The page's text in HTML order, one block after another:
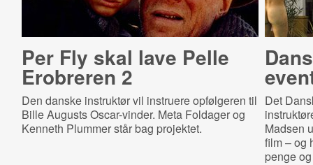
Per Fly skal lave Pelle
Erobreren 2
Den danske instruktør vil instruere opfølgeren til
Bille Augusts Oscar-vinder. Meta Foldager og
Kenneth Plummer står bag projektet.
Det
Madsen
film – og
penge